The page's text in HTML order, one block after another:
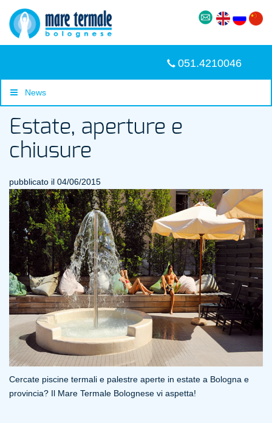
051.4210046
News
Estate, aperture e
chiusure
pubblicato il 04/06/2015
Cercate piscine termali e palestre aperte in estate a Bologna e
provincia? Il Mare Termale Bolognese vi aspetta!